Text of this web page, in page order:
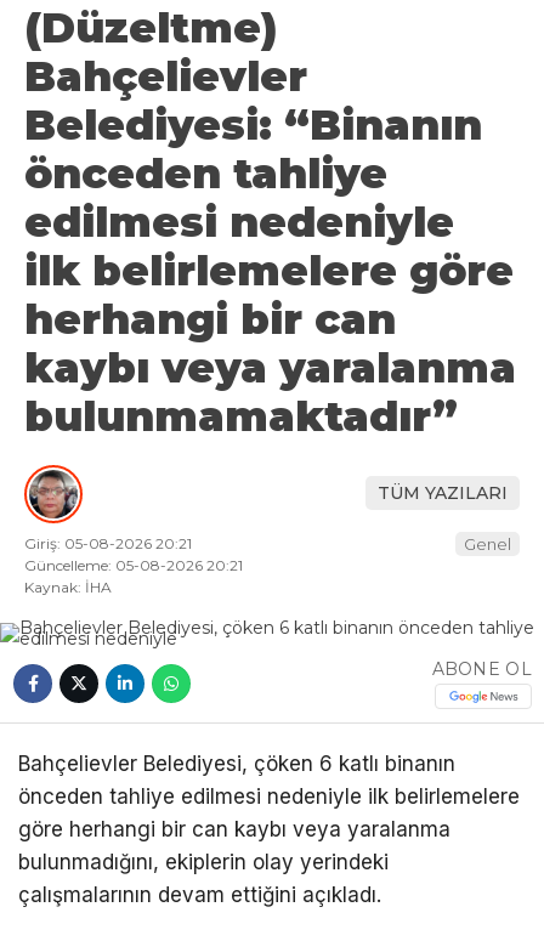
(Düzeltme)
Bahçelievler
Belediyesi: “Binanın
önceden tahliye
edilmesi nedeniyle
ilk belirlemelere göre
herhangi bir can
kaybı veya yaralanma
bulunmamaktadır”
TÜM YAZILARI
Giriş: 05-08-2026 20:21
Güncelleme: 05-08-2026 20:21
Kaynak: İHA
Genel
ABONE OL
Bahçelievler Belediyesi, çöken 6 katlı binanın
önceden tahliye edilmesi nedeniyle ilk belirlemelere
göre herhangi bir can kaybı veya yaralanma
bulunmadığını, ekiplerin olay yerindeki
çalışmalarının devam ettiğini açıkladı.